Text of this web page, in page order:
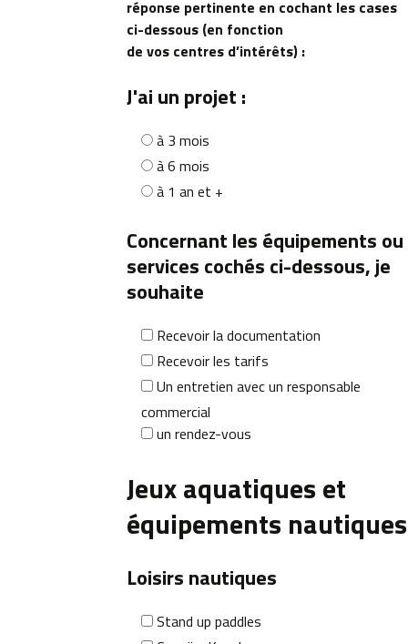
réponse pertinente en cochant les cases
ci-dessous (en fonction
de vos centres d’intérêts) :
J'ai un projet :
à 3 mois
à 6 mois
à 1 an et +
Concernant les équipements ou
services cochés ci-dessous, je
souhaite
Recevoir la documentation
Recevoir les tarifs
Un entretien avec un responsable
commercial
un rendez-vous
Jeux aquatiques et
équipements nautiques
Loisirs nautiques
Stand up paddles